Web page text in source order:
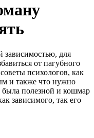
зависимостью, для
от пагубного
психологов, как
и также что нужно
была полезной и кошмар
зависимого, так его